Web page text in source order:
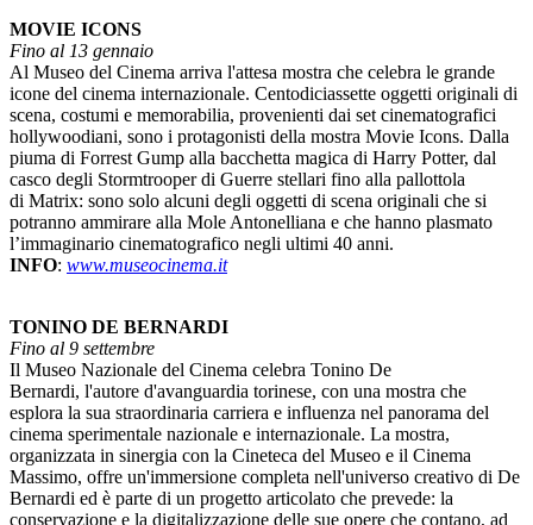
MOVIE ICONS
Fino al 13 gennaio
Al Museo del Cinema arriva l'attesa mostra che celebra le grande
icone del cinema internazionale. Centodiciassette oggetti originali di
scena, costumi e memorabilia, provenienti dai set cinematografici
hollywoodiani, sono i protagonisti della mostra Movie Icons. Dalla
piuma di Forrest Gump alla bacchetta magica di Harry Potter, dal
casco degli Stormtrooper di Guerre stellari fino alla pallottola
di Matrix: sono solo alcuni degli oggetti di scena originali che si
potranno ammirare alla Mole Antonelliana e che hanno plasmato
l’immaginario cinematografico negli ultimi 40 anni.
INFO: www.museocinema.it
TONINO DE BERNARDI
Fino al 9 settembre
Il Museo Nazionale del Cinema celebra Tonino De
Bernardi, l'autore d'avanguardia torinese, con una mostra che
esplora la sua straordinaria carriera e influenza nel panorama del
cinema sperimentale nazionale e internazionale. La mostra,
organizzata in sinergia con la Cineteca del Museo e il Cinema
Massimo, offre un'immersione completa nell'universo creativo di De
Bernardi ed è parte di un progetto articolato che prevede: la
conservazione e la digitalizzazione delle sue opere che contano, ad